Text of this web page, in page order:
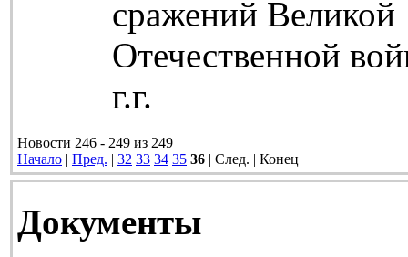
сражений Великой
Отечественной
г.г.
Новости 246 - 249 из 249
Начало | Пред. | 32 33 34 35 36 | След. | Конец
Документы